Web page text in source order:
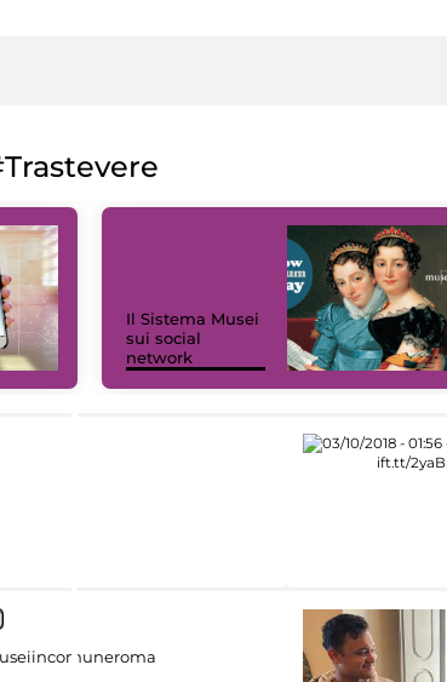
Il Sistema Musei
sui social
network